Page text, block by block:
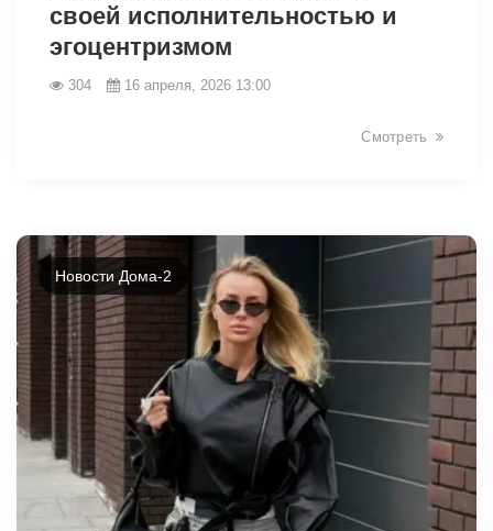
своей исполнительностью и
эгоцентризмом
304 16 апреля, 2026 13:00
Смотреть
Новости Дома-2